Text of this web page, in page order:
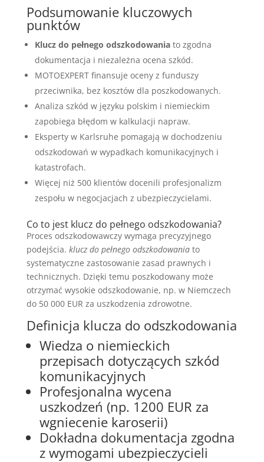
Podsumowanie kluczowych
punktów
Klucz do pełnego odszkodowaniato zgodna
dokumentacja i niezależna ocena szkód.
MOTOEXPERT finansuje oceny z funduszy
przeciwnika, bez kosztów dla poszkodowanych.
Analiza szkód w języku polskim i niemieckim
zapobiega błędom w kalkulacji napraw.
Eksperty w Karlsruhe pomagają w dochodzeniu
odszkodowań w wypadkach komunikacyjnych i
katastrofach.
Więcej niż 500 klientów docenili profesjonalizm
zespołu w negocjacjach z ubezpieczycielami.
Co to jest klucz do pełnego odszkodowania?
Proces odszkodowawczy wymaga precyzyjnego
podejścia. klucz do pełnego odszkodowaniato
systematyczne zastosowanie zasad prawnych i
technicznych. Dzięki temu poszkodowany może
otrzymać wysokie odszkodowanie, np. w Niemczech
do 50 000 EUR za uszkodzenia zdrowotne.
Definicja klucza do odszkodowania
Wiedza o niemieckich
przepisach dotyczących szkód
komunikacyjnych
Profesjonalna wycena
uszkodzeń (np. 1200 EUR za
wgniecenie karoserii)
Dokładna dokumentacja zgodna
z wymogami ubezpieczycieli